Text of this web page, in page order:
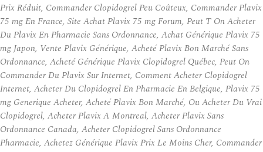
Prix Réduit, Commander Clopidogrel Peu Coûteux, Commander Plavix
75 mg En France, Site Achat Plavix 75 mg Forum, Peut T On Acheter
Du Plavix En Pharmacie Sans Ordonnance, Achat Générique Plavix 75
mg Japon, Vente Plavix Générique, Acheté Plavix Bon Marché Sans
Ordonnance, Acheté Générique Plavix Clopidogrel Québec, Peut On
Commander Du Plavix Sur Internet, Comment Acheter Clopidogrel
Internet, Acheter Du Clopidogrel En Pharmacie En Belgique, Plavix 75
mg Generique Acheter, Acheté Plavix Bon Marché, Ou Acheter Du Vrai
Clopidogrel, Acheter Plavix A Montreal, Acheter Plavix Sans
Ordonnance Canada, Acheter Clopidogrel Sans Ordonnance
Pharmacie, Achetez Générique Plavix Prix Le Moins Cher, Commander